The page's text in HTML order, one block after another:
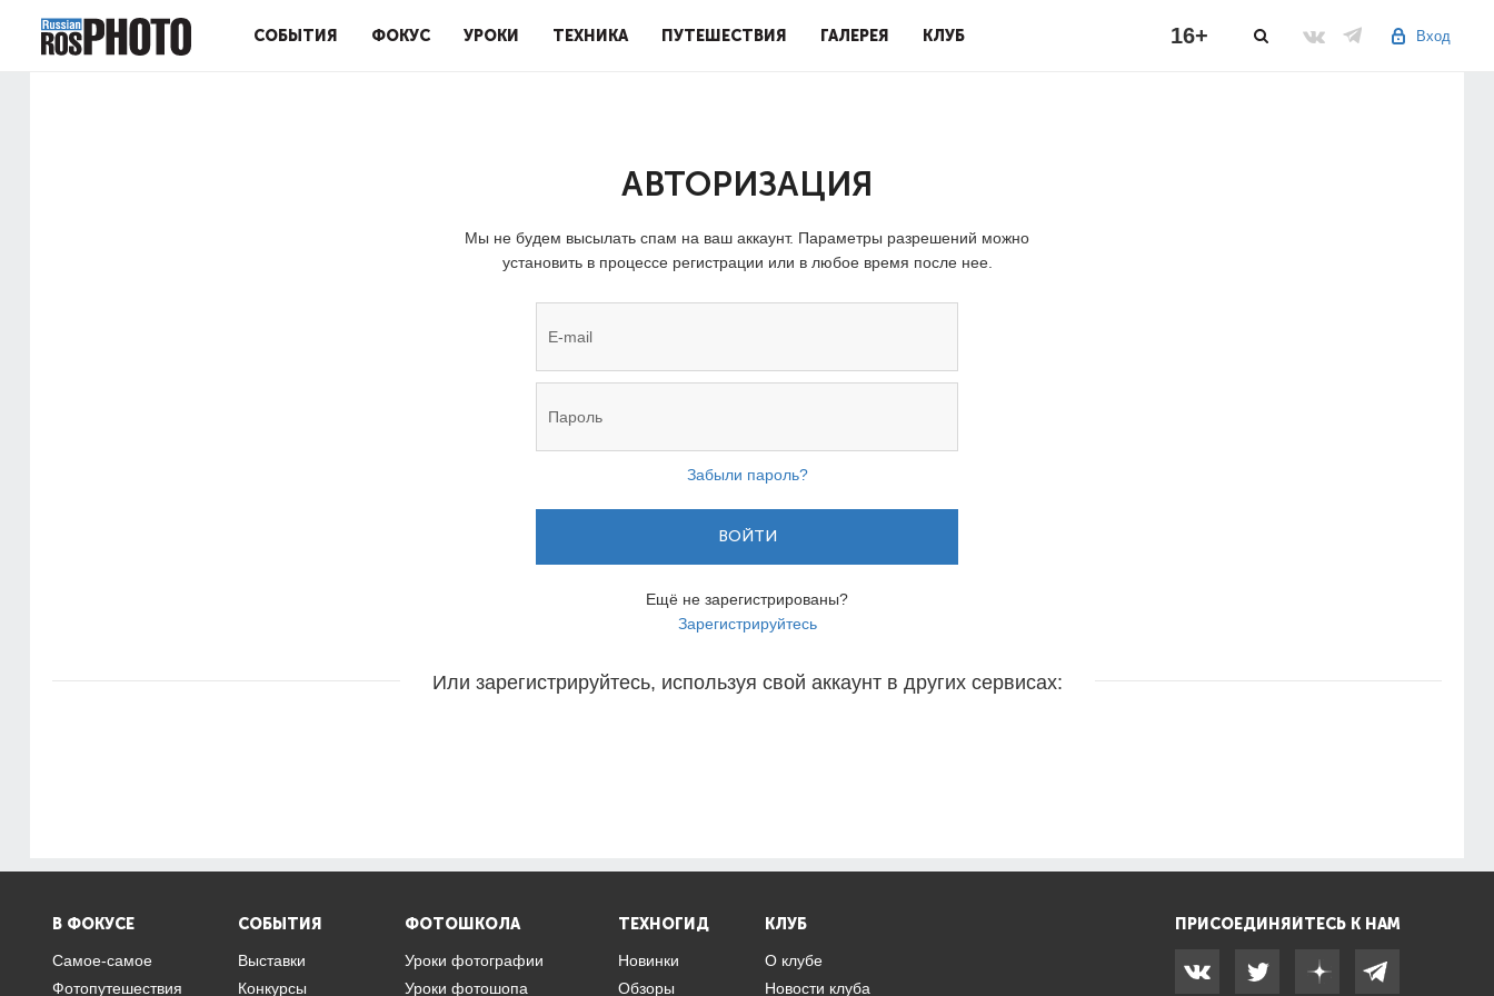
СОБЫТИЯ ФОКУС УРОКИ ТЕХНИКА ПУТЕШЕСТВИЯ ГАЛЕРЕЯ КЛУБ Вход
16+
АВТОРИЗАЦИЯ
Мы не будем высылать спам на ваш аккаунт. Параметры разрешений можно
установить в процессе регистрации или в любое время после нее.
Забыли пароль?
ВОЙТИ
Ещё не зарегистрированы?
Зарегистрируйтесь
Или зарегистрируйтесь, используя свой аккаунт в других сервисах:
В ФОКУСЕ
Самое-самое
Фотопутешествия
СОБЫТИЯ
Выставки
Конкурсы
ФОТОШКОЛА
Уроки фотографии
Уроки фотошопа
ТЕХНОГИД
Новинки
Обзоры
КЛУБ
О клубе
Новости клуба
ПРИСОЕДИНЯЙТЕСЬ К НАМ